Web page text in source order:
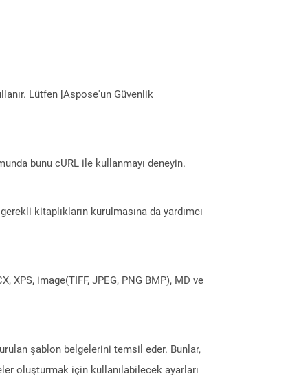
Lütfen [Aspose'un Güvenlik
bunu cURL ile kullanmayı deneyin.
kitaplıkların kurulmasına da yardımcı
XPS, image(TIFF, JPEG, PNG BMP), MD ve
şablon belgelerini temsil eder. Bunlar,
oluşturmak için kullanılabilecek ayarları